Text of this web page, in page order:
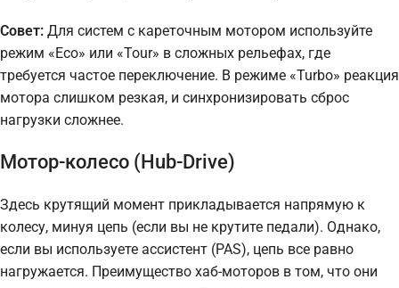
Совет: Для систем с кареточным мотором используйте
режим «Eco» или «Tour» в сложных рельефах, где
требуется частое переключение. В режиме «Turbo» реакция
мотора слишком резкая, и синхронизировать сброс
нагрузки сложнее.
Мотор-колесо (Hub-Drive)
Здесь крутящий момент прикладывается напрямую к
колесу, минуя цепь (если вы не крутите педали). Однако,
если вы используете ассистент (PAS), цепь все равно
нагружается. Преимущество хаб-моторов в том, что они